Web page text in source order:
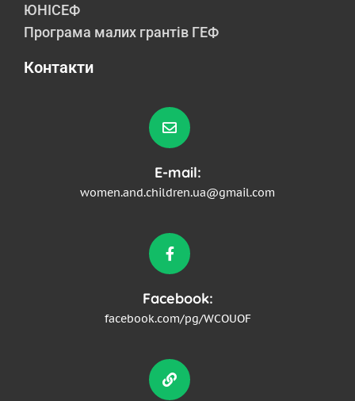
ЮНІСЕФ
Програма малих грантів ГЕФ
Контакти
E-mail:
women.and.children.ua@gmail.com
Facebook:
facebook.com/pg/WCOUOF